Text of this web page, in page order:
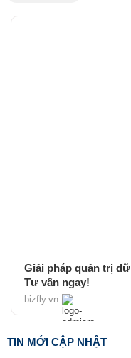
Giải pháp quản trị
Tư vấn ngay!
bizfly.vn
TIN MỚI CẬP NHẬT